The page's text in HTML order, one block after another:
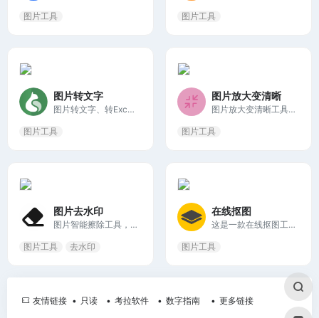
图片工具 图片工具
图片转文字
图片转文字、转Excel表格、PDF转Word，点击上方按钮选择图片，将图片拖入此虚线框，从剪切板粘贴截图，最多可选择50张，支持 JPG/PNG/BMP/GIF/SVG 格式
图片工具
图片放大变清晰
图片放大变清晰工具，利用人工智能深度卷积神经网络技术的图片放大服务，它能够实现图片的无损放大，特别适合动漫图像和插图的放大处理。
图片工具
图片去水印
图片智能擦除工具，可以帮助用户轻松去除图片中的不想要的元素，无论是水印、Logo还是背景中的人群，都能智能地擦除并恢复背景，让图片看起来更加完美。
图片工具 去水印
在线抠图
这是一款在线抠图工具，轻点一下，即可一键自动去除背景，凭借智能的AI，不要花费数小时手动拾取像素，省去大量的编辑时间。立即上传您的图片试试。
图片工具
友情链接 只读 考拉软件 数字指南 更多链接